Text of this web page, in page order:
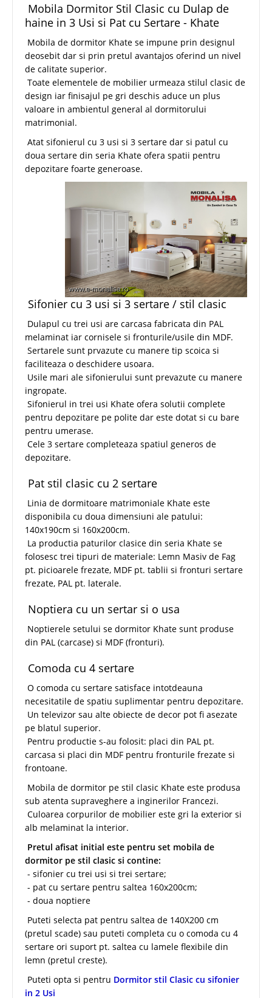
Mobila Dormitor Stil Clasic cu Dulap de
haine in 3 Usi si Pat cu Sertare - Khate
Mobila de dormitor Khate se impune prin designul
deosebit dar si prin pretul avantajos oferind un nivel
de calitate superior.
Toate elementele de mobilier urmeaza stilul clasic de
design iar finisajul pe gri deschis aduce un plus
valoare in ambientul general al dormitorului
matrimonial.
Atat sifonierul cu 3 usi si 3 sertare dar si patul cu
doua sertare din seria Khate ofera spatii pentru
depozitare foarte generoase.
Sifonier cu 3 usi si 3 sertare / stil clasic
Dulapul cu trei usi are carcasa fabricata din PAL
melaminat iar cornisele si fronturile/usile din MDF.
Sertarele sunt prvazute cu manere tip scoica si
faciliteaza o deschidere usoara.
Usile mari ale sifonierului sunt prevazute cu manere
ingropate.
Sifonierul in trei usi Khate ofera solutii complete
pentru depozitare pe polite dar este dotat si cu bare
pentru umerase.
Cele 3 sertare completeaza spatiul generos de
depozitare.
Pat stil clasic cu 2 sertare
Linia de dormitoare matrimoniale Khate este
disponibila cu doua dimensiuni ale patului:
140x190cm si 160x200cm.
La productia paturilor clasice din seria Khate se
folosesc trei tipuri de materiale: Lemn Masiv de Fag
pt. picioarele frezate, MDF pt. tablii si fronturi sertare
frezate, PAL pt. laterale.
Noptiera cu un sertar si o usa
Noptierele setului se dormitor Khate sunt produse
din PAL (carcase) si MDF (fronturi).
Comoda cu 4 sertare
O comoda cu sertare satisface intotdeauna
necesitatile de spatiu suplimentar pentru depozitare.
Un televizor sau alte obiecte de decor pot fi asezate
pe blatul superior.
Pentru productie s-au folosit: placi din PAL pt.
carcasa si placi din MDF pentru fronturile frezate si
frontoane.
Mobila de dormitor pe stil clasic Khate este produsa
sub atenta supraveghere a inginerilor Francezi.
Culoarea corpurilor de mobilier este gri la exterior si
alb melaminat la interior.
Pretul afisat initial este pentru set mobila de
dormitor pe stil clasic si contine:
- sifonier cu trei usi si trei sertare;
- pat cu sertare pentru saltea 160x200cm;
- doua noptiere
Puteti selecta pat pentru saltea de 140X200 cm
(pretul scade) sau puteti completa cu o comoda cu 4
sertare ori suport pt. saltea cu lamele flexibile din
lemn (pretul creste).
Puteti opta si pentru Dormitor stil Clasic cu sifonier
in 2 Usi